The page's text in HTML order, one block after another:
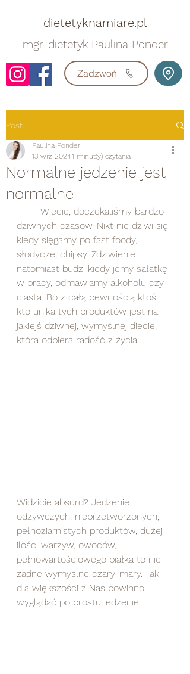
dietetyknamiare.pl
mgr. dietetyk Paulina Ponder
Zadzwoń
Post
Normalne jedzenie jest
normalne
Paulina Ponder
13 wrz 20241 minut(y) czytania
dziwnych czasów. Nikt nie dziwi się
kiedy sięgamy po fast foody,
słodycze, chipsy. Zdziwienie
natomiast budzi kiedy jemy sałatkę
w pracy, odmawiamy alkoholu czy
ciasta. Bo z całą pewnością ktoś
kto unika tych produktów jest na
jakiejś dziwnej, wymyślnej diecie,
która odbiera radość z życia.
Widzicie absurd? Jedzenie
odżywczych, nieprzetworzonych,
pełnoziarnistych produktów, dużej
ilości warzyw, owoców,
pełnowartościowego białka to nie
żadne wymyślne czary-mary. Tak
dla większości z Nas powinno
wyglądać po prostu jedzenie.